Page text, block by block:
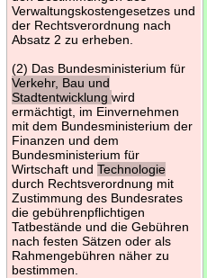
Verwaltungskostengesetzes und
der Rechtsverordnung nach
Absatz 2 zu erheben.
(2) Das Bundesministerium für
Verkehr, Bau und
Stadtentwicklung wird
ermächtigt, im Einvernehmen
mit dem Bundesministerium der
Finanzen und dem
Bundesministerium für
Wirtschaft und Technologie
durch Rechtsverordnung mit
Zustimmung des Bundesrates
die gebührenpflichtigen
Tatbestände und die Gebühren
nach festen Sätzen oder als
Rahmengebühren näher zu
bestimmen.